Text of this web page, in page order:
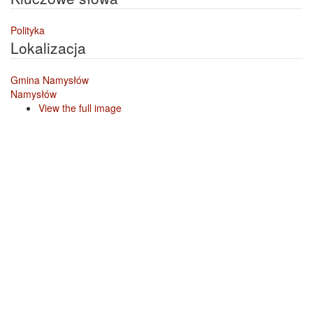
Polityka
Lokalizacja
Gmina Namysłów
Namysłów
View the full image